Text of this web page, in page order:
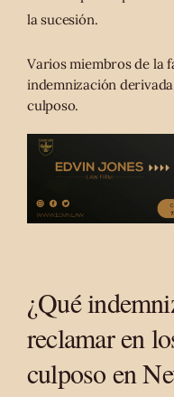
la sucesión.
Varios miembros de la
indemnización
culposo.
¿Qué
reclamar en
culposo en